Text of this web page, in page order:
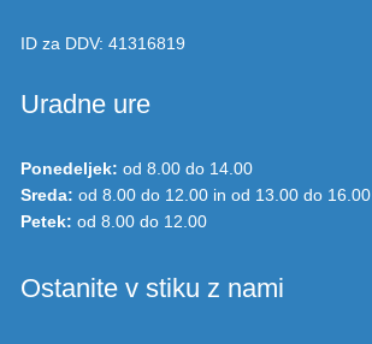
ID za DDV: 41316819
Uradne ure
Ponedeljek: od 8.00 do 14.00
Sreda: od 8.00 do 12.00 in od 13.00 do 16.00
Petek: od 8.00 do 12.00
Ostanite v stiku z nami